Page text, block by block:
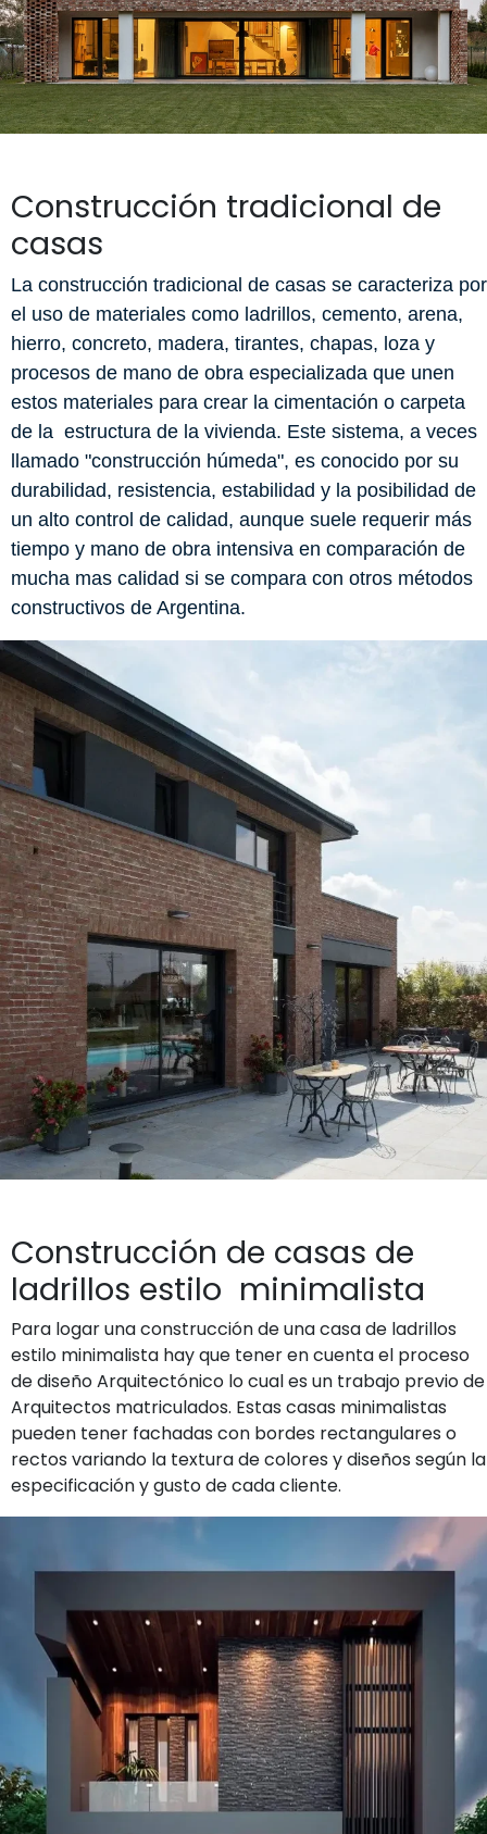
Construcción tradicional de
casas
La construcción tradicional de casas se caracteriza por
el uso de materiales como ladrillos, cemento, arena,
hierro, concreto, madera, tirantes, chapas, loza y
procesos de mano de obra especializada que unen
estos materiales para crear la cimentación o carpeta
de la estructura de la vivienda. Este sistema, a veces
llamado "construcción húmeda", es conocido por su
durabilidad, resistencia, estabilidad y la posibilidad de
un alto control de calidad, aunque suele requerir más
tiempo y mano de obra intensiva en comparación de
mucha mas calidad si se compara con otros métodos
constructivos de Argentina.
Construcción de casas de
ladrillos estilo minimalista
Para logar una construcción de una casa de ladrillos
estilo minimalista hay que tener en cuenta el proceso
de diseño Arquitectónico lo cual es un trabajo previo de
Arquitectos matriculados. Estas casas minimalistas
pueden tener fachadas con bordes rectangulares o
rectos variando la textura de colores y diseños según la
especificación y gusto de cada cliente.